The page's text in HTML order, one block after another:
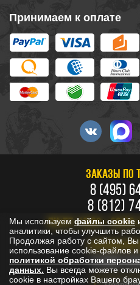
Принимаем к оплате
ЗАКАЗЫ ПО
8 (495)
8 (812)
ПН-ПТ: 10:00 - 20:00,
БЕСПЛАТНО
8 800
Мы используем файлы cookie
аналитики, чтобы улучшить
Продолжая работу с сайтом,
использование cookie-файлов и
политикой обработки
данных. Вы всегда можете
cookie в настройках Вашего